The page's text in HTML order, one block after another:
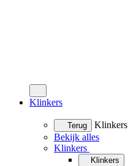
Klinkers
Terug
Klinkers
Bekijk alles
Klinkers
Klinkers